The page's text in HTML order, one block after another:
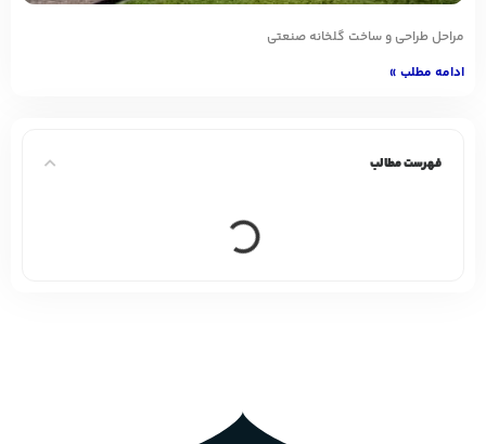
مراحل طراحی و ساخت گلخانه صنعتی
ادامه مطلب »
فهرست مطالب